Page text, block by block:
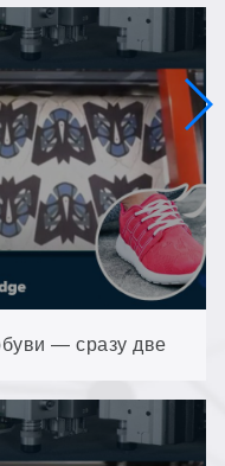
GH1610T-EP в
— сразу две
Plus, созданная